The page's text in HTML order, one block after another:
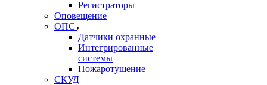
Регистраторы
Оповещение
ОПС
Датчики охранные
Интегрированные
системы
Пожаротушение
СКУД